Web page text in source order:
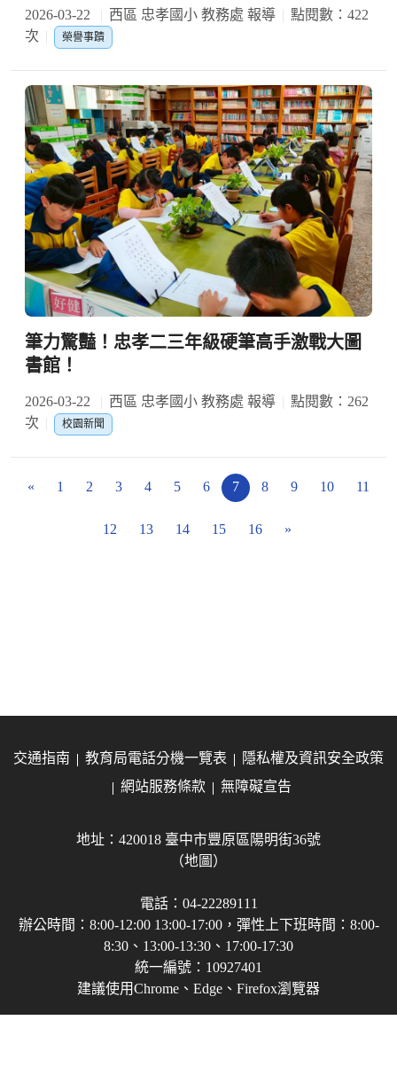
2026-03-22 西區 忠孝國小 教務處 報導
點閱數：422
次
榮譽事蹟
筆力驚豔！忠孝二三年級硬筆高手激戰大圖
書館！
2026-03-22 西區 忠孝國小 教務處 報導
點閱數：262
次
校園新聞
« 1 2 3 4 5 6 7 8 9 10 11
12 13 14 15 16 »
交通指南 教育局電話分機一覽表
隱私權及資訊安全政策
網站服務條款
無障礙宣告
地址：420018 臺中市豐原區陽明街36號
（地圖）
電話：04-22289111
辦公時間：8:00-12:00 13:00-17:00，彈性上下班時間：8:00-
8:30、13:00-13:30、17:00-17:30
統一編號：10927401
建議使用Chrome、Edge、Firefox瀏覽器